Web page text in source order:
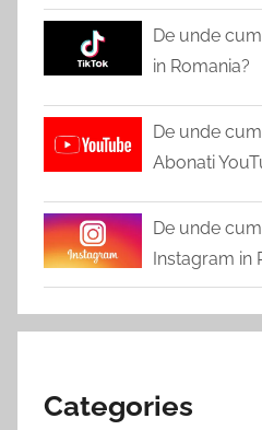
De unde
in Romania?
De unde
Abonati
De unde
Instagram in
Categories